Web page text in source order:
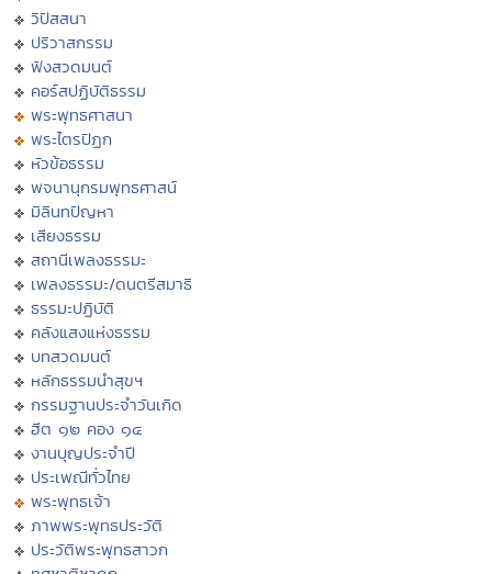
วิปัสสนา
ปริวาสกรรม
ฟังสวดมนต์
คอร์สปฏิบัติธรรม
พระพุทธศาสนา
พระไตรปิฏก
หัวข้อธรรม
พจนานุกรมพุทธศาสน์
มิลินทปัญหา
เสียงธรรม
สถานีเพลงธรรมะ
เพลงธรรมะ/ดนตรีสมาธิ
ธรรมะปฏิบัติ
คลังแสงแห่งธรรม
บทสวดมนต์
หลักธรรมนำสุขฯ
กรรมฐานประจำวันเกิด
ฮีต ๑๒ คอง ๑๔
งานบุญประจำปี
ประเพณีทั่วไทย
พระพุทธเจ้า
ภาพพระพุทธประวัติ
ประวัติพระพุทธสาวก